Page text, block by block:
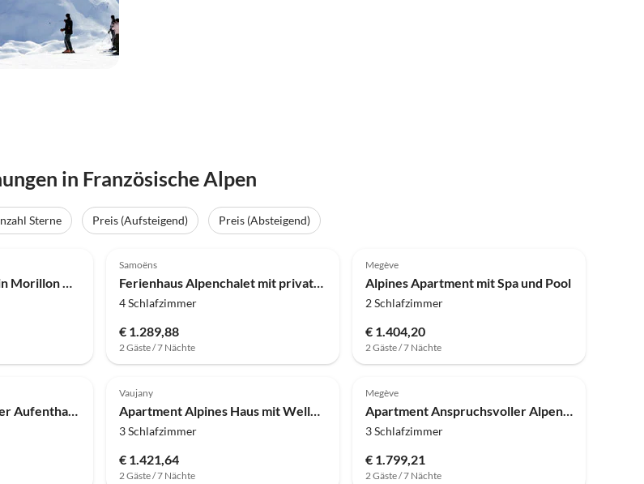
in Französische Alpen
Sterne Preis (Aufsteigend)
Preis (Absteigend)
Apartment Wohnung in Morillon mit Bergblick
Samoëns
Ferienhaus Alpenchalet mit privatem Whirlpool
4 Schlafzimmer
€ 1.289,88
2 Gäste / 7 Nächte
Megève
Alpines Apartment mit Spa und Pool
2 Schlafzimmer
€ 1.404,20
2 Gäste / 7 Nächte
Apartment Gemütlicher Aufenthalt mit Schlafnische
Vaujany
Apartment Alpines Haus mit Wellnesszugang
3 Schlafzimmer
€ 1.421,64
2 Gäste / 7 Nächte
Megève
Apartment Anspruchsvoller Alpenaufenthalt in Megève
3 Schlafzimmer
€ 1.799,21
2 Gäste / 7 Nächte